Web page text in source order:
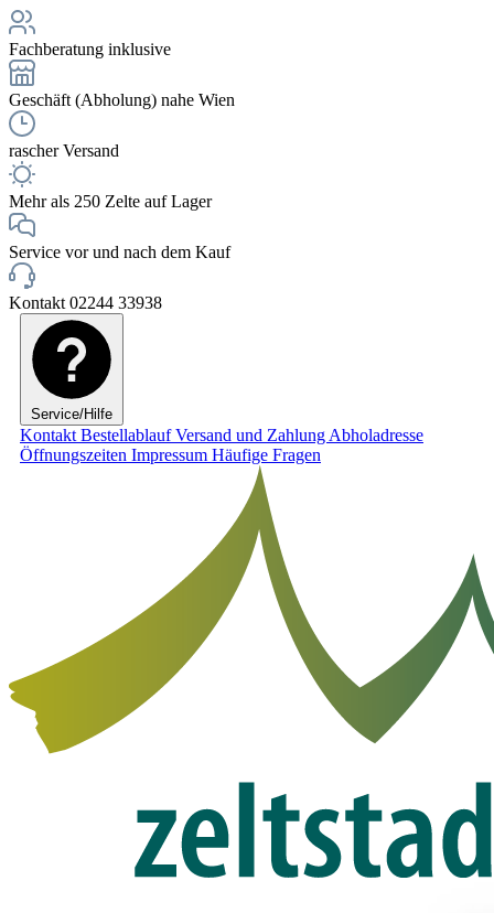
Fachberatung inklusive
Geschäft (Abholung) nahe Wien
rascher Versand
Mehr als 250 Zelte auf Lager
Service vor und nach dem Kauf
Kontakt 02244 33938
Service/Hilfe
Kontakt BestellablaufVersand und Zahlung Abholadresse
Öffnungszeiten Impressum Häufige Fragen